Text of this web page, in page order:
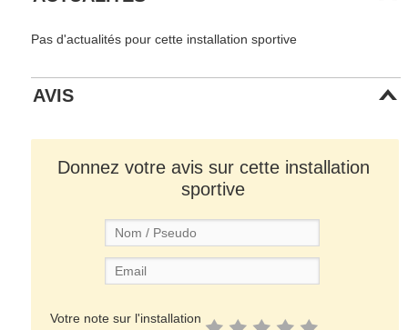
Pas d'actualités pour cette installation sportive
AVIS
Donnez votre avis sur cette installation
sportive
Votre note sur l'installation